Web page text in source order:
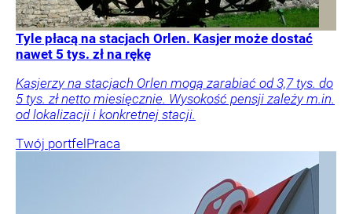
Tyle płacą na stacjach Orlen. Kasjer może dostać
nawet 5 tys. zł na rękę
Kasjerzy na stacjach Orlen mogą zarabiać od 3,7 tys. do
5 tys. zł netto miesięcznie. Wysokość pensji zależy m.in.
od lokalizacji i konkretnej stacji.
Twój portfel Praca